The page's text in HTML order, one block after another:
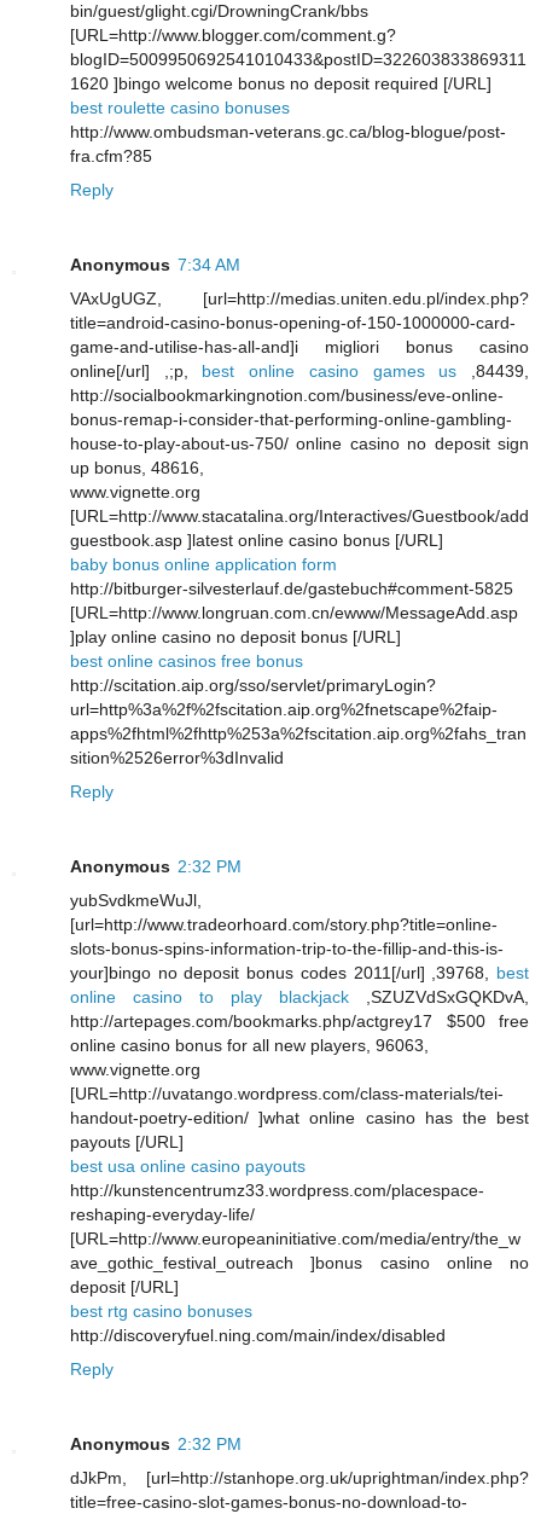
bin/guest/glight.cgi/DrowningCrank/bbs
[URL=http://www.blogger.com/comment.g?
blogID=5009950692541010433&postID=322603833869311
1620 ]bingo welcome bonus no deposit required [/URL]
best roulette casino bonuses
http://www.ombudsman-veterans.gc.ca/blog-blogue/post-
fra.cfm?85
Reply
Anonymous 7:34 AM
VAxUgUGZ, [url=http://medias.uniten.edu.pl/index.php?
title=android-casino-bonus-opening-of-150-1000000-card-
game-and-utilise-has-all-and]i migliori bonus casino
online[/url] ,;p, best online casino games us ,84439,
http://socialbookmarkingnotion.com/business/eve-online-
bonus-remap-i-consider-that-performing-online-gambling-
house-to-play-about-us-750/ online casino no deposit sign
up bonus, 48616,
www.vignette.org
[URL=http://www.stacatalina.org/Interactives/Guestbook/add
guestbook.asp ]latest online casino bonus [/URL]
baby bonus online application form
http://bitburger-silvesterlauf.de/gastebuch#comment-5825
[URL=http://www.longruan.com.cn/ewww/MessageAdd.asp
]play online casino no deposit bonus [/URL]
best online casinos free bonus
http://scitation.aip.org/sso/servlet/primaryLogin?
url=http%3a%2f%2fscitation.aip.org%2fnetscape%2faip-
apps%2fhtml%2fhttp%253a%2fscitation.aip.org%2fahs_tran
sition%2526error%3dInvalid
Reply
Anonymous 2:32 PM
yubSvdkmeWuJl,
[url=http://www.tradeorhoard.com/story.php?title=online-
slots-bonus-spins-information-trip-to-the-fillip-and-this-is-
your]bingo no deposit bonus codes 2011[/url] ,39768, best
online casino to play blackjack ,SZUZVdSxGQKDvA,
http://artepages.com/bookmarks.php/actgrey17 $500 free
online casino bonus for all new players, 96063,
www.vignette.org
[URL=http://uvatango.wordpress.com/class-materials/tei-
handout-poetry-edition/ ]what online casino has the best
payouts [/URL]
best usa online casino payouts
http://kunstencentrumz33.wordpress.com/placespace-
reshaping-everyday-life/
[URL=http://www.europeaninitiative.com/media/entry/the_w
ave_gothic_festival_outreach ]bonus casino online no
deposit [/URL]
best rtg casino bonuses
http://discoveryfuel.ning.com/main/index/disabled
Reply
Anonymous 2:32 PM
dJkPm, [url=http://stanhope.org.uk/uprightman/index.php?
title=free-casino-slot-games-bonus-no-download-to-